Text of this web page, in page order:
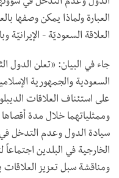
الدول وعدم التدخل في
العبارة ولماذا يمكن وصفها
العلاقة السعوديّة - الإيرانيّة
جاء في البيان: «تعلن الدول
السعودية والجمهورية
على استئناف العلاقات
وممثلياتهما خلال مدة
سيادة الدول وعدم التدخل في
الخارجية في البلدين
ومناقشة سبل تعزيز العلاقات